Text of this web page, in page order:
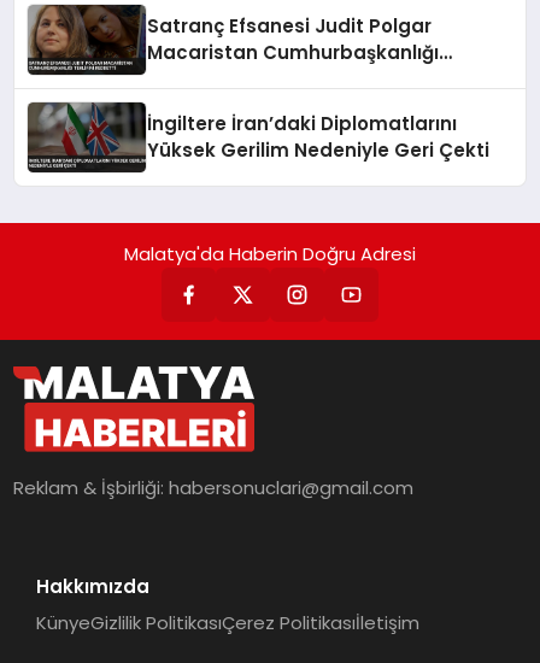
Satranç Efsanesi Judit Polgar
Macaristan Cumhurbaşkanlığı
İngiltere İran’daki Diplomatlarını
Yüksek Gerilim Nedeniyle Geri Çekti
Malatya'da Haberin Doğru Adresi
Reklam & İşbirliği:habersonuclari@gmail.com
Hakkımızda
KünyeGizlilik PolitikasıÇerez Politikasıİletişim